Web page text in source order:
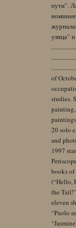
пути”.
улица”
of
studies.
20 solo
and
1997
books of
(“Hello,
the
eleven
“Paolo